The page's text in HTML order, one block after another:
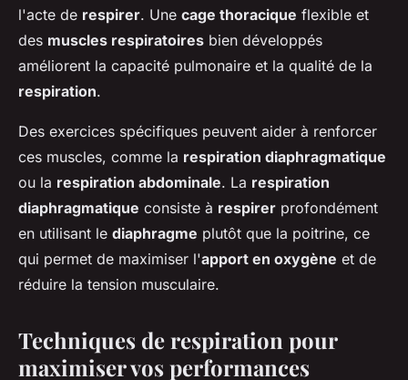
l'acte de respirer. Une cage thoracique flexible et
des muscles respiratoires bien développés
améliorent la capacité pulmonaire et la qualité de la
respiration.
Des exercices spécifiques peuvent aider à renforcer
ces muscles, comme la respiration diaphragmatique
ou la respiration abdominale. La respiration
diaphragmatique consiste à respirer profondément
en utilisant le diaphragme plutôt que la poitrine, ce
qui permet de maximiser l'apport en oxygène et de
réduire la tension musculaire.
Techniques de respiration pour
maximiser vos performances